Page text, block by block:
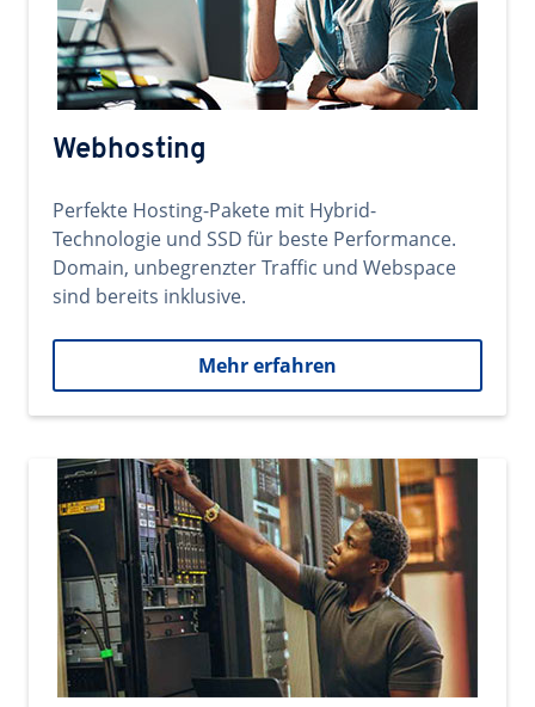
Webhosting
Perfekte Hosting-Pakete mit Hybrid-
Technologie und SSD für beste Performance.
Domain, unbegrenzter Traffic und Webspace
sind bereits inklusive.
Mehr erfahren